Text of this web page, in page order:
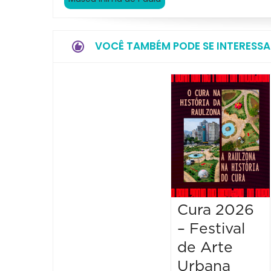
VOCÊ TAMBÉM PODE SE
Cura 2026
– Festival
de Arte
Urbana